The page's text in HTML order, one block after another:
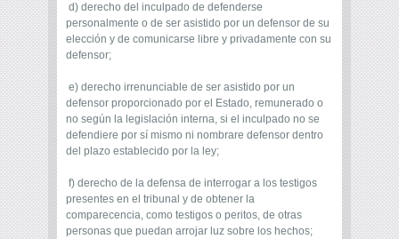
d) derecho del inculpado de defenderse
personalmente o de ser asistido por un defensor de su
elección y de comunicarse libre y privadamente con su
defensor;
e) derecho irrenunciable de ser asistido por un
defensor proporcionado por el Estado, remunerado o
no según la legislación interna, si el inculpado no se
defendiere por sí mismo ni nombrare defensor dentro
del plazo establecido por la ley;
f) derecho de la defensa de interrogar a los testigos
presentes en el tribunal y de obtener la
comparecencia, como testigos o peritos, de otras
personas que puedan arrojar luz sobre los hechos;